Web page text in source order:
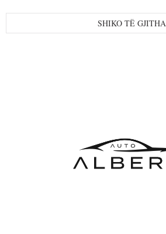
SHIKO TË GJITHA